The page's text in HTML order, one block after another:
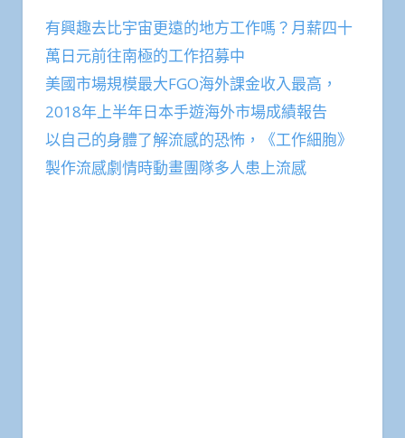
有興趣去比宇宙更遠的地方工作嗎？月薪四十
萬日元前往南極的工作招募中
美國市場規模最大FGO海外課金收入最高，
2018年上半年日本手遊海外市場成績報告
以自己的身體了解流感的恐怖，《工作細胞》
製作流感劇情時動畫團隊多人患上流感